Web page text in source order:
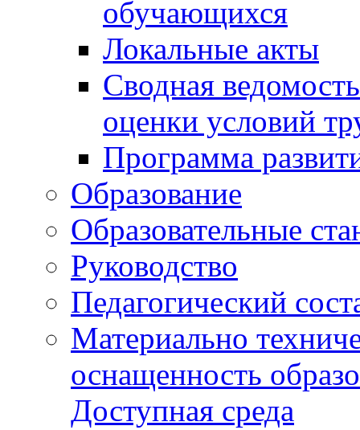
обучающихся
Локальные акты
Сводная
оценки условий
Программа
Образование
Образовательные
Руководство
Педагогический
Материально
оснащенность
Доступная среда